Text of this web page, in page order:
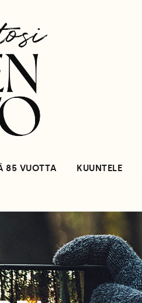
85 VUOTTA KUUNTELE